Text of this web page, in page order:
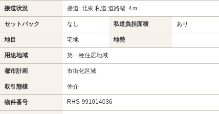
接道状況 接道: 北東 私道 道路幅: 4ｍ
セットバック なし 私道負担面積 あり
地目 宅地 地勢
用途地域 第一種住居地域
都市計画 市街化区域
取引態様 仲介
物件番号 RHS-991014036